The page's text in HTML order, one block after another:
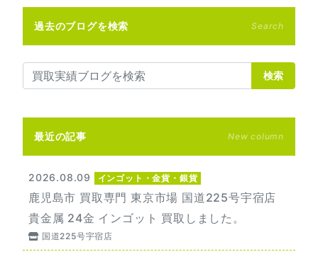
過去のブログを検索 Search
検索
最近の記事 New column
2026.08.09 インゴット・金貨・銀貨
鹿児島市 買取専門 東京市場 国道225号宇宿店
貴金属 24金 インゴット 買取しました。
国道225号宇宿店